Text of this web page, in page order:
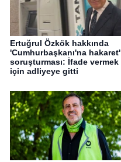
Ertuğrul Özkök hakkında
'Cumhurbaşkanı'na hakaret'
soruşturması: İfade vermek
için adliyeye gitti